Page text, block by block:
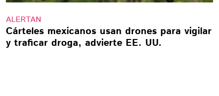
ALERTAN
Cárteles mexicanos usan drones para vigilar
y traficar droga, advierte EE. UU.